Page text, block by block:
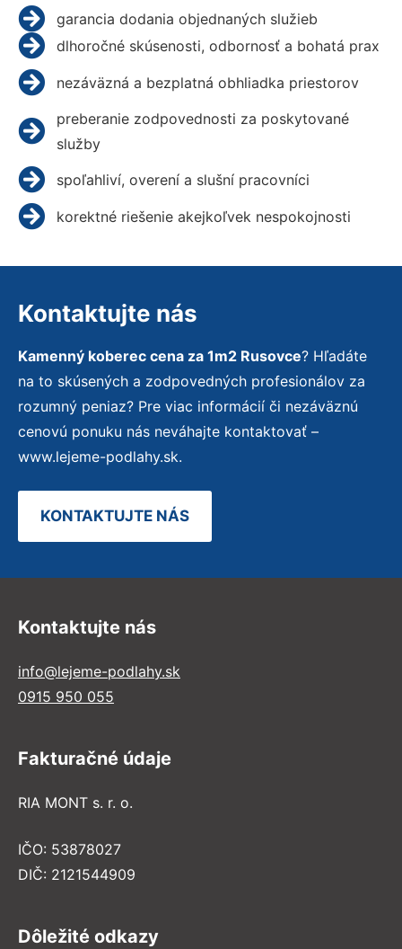
garancia dodania objednaných služieb
dlhoročné skúsenosti, odbornosť a bohatá prax
nezáväzná a bezplatná obhliadka priestorov
preberanie zodpovednosti za poskytované
služby
spoľahliví, overení a slušní pracovníci
korektné riešenie akejkoľvek nespokojnosti
Kontaktujte nás
Kamenný koberec cena za 1m2 Rusovce? Hľadáte
na to skúsených a zodpovedných profesionálov za
rozumný peniaz? Pre viac informácií či nezáväznú
cenovú ponuku nás neváhajte kontaktovať –
www.lejeme-podlahy.sk.
KONTAKTUJTE NÁS
Kontaktujte nás
info@lejeme-podlahy.sk
0915 950 055
Fakturačné údaje
RIA MONT s. r. o.
IČO: 53878027
DIČ: 2121544909
Dôležité odkazy